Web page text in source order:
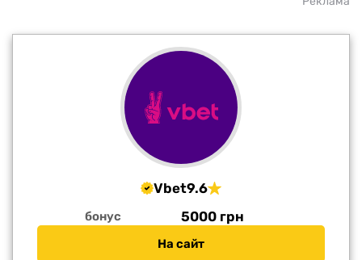
Vbet9.6
бонус 5000 грн
На сайт